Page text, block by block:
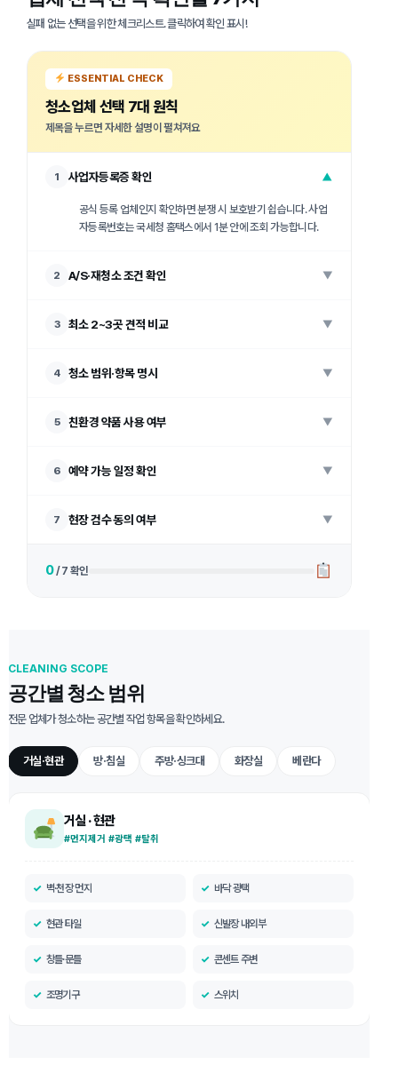
실패 없는 선택을 위한 체크리스트. 클릭하여 확인 표시!
ESSENTIAL CHECK
청소업체 선택 7대 원칙
제목을 누르면 자세한 설명이 펼쳐져요
1 사업자등록증 확인 ▼
공식 등록 업체인지 확인하면 분쟁 시 보호받기 쉽습니다. 사업
자등록번호는 국세청 홈택스에서 1분 안에 조회 가능합니다.
2 A/S·재청소 조건 확인 ▼
3 최소 2~3곳 견적 비교 ▼
4 청소 범위·항목 명시 ▼
5 친환경 약품 사용 여부 ▼
6 예약 가능 일정 확인 ▼
7 현장 검수 동의 여부 ▼
0/ 7 확인
CLEANING SCOPE
공간별 청소 범위
전문 업체가 청소하는 공간별 작업 항목을 확인하세요.
거실·현관 방·침실 주방·싱크대 화장실 베란다
거실 · 현관
#먼지제거 #광택 #탈취
벽·천장 먼지 바닥 광택
현관 타일 신발장 내외부
창틀·문틀 콘센트 주변
조명기구 스위치